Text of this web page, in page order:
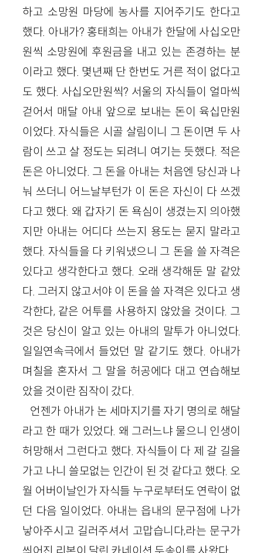
하고 소망원 마당에 농사를 지어주기도 한다고
했다. 아내가? 홍태희는 아내가 한달에 사십오만
원씩 소망원에 후원금을 내고 있는 존경하는 분
이라고 했다. 몇년째 단 한번도 거른 적이 없다고
도 했다. 사십오만원씩? 서울의 자식들이 얼마씩
걷어서 매달 아내 앞으로 보내는 돈이 육십만원
이었다. 자식들은 시골 살림이니 그 돈이면 두 사
람이 쓰고 살 정도는 되려니 여기는 듯했다. 적은
돈은 아니었다. 그 돈을 아내는 처음엔 당신과 나
눠 쓰더니 어느날부턴가 이 돈은 자신이 다 쓰겠
다고 했다. 왜 갑자기 돈 욕심이 생겼는지 의아했
지만 아내는 어디다 쓰는지 용도는 묻지 말라고
했다. 자식들을 다 키워냈으니 그 돈을 쓸 자격은
있다고 생각한다고 했다. 오래 생각해둔 말 같았
다. 그러지 않고서야 이 돈을 쓸 자격은 있다고 생
각한다, 같은 어투를 사용하지 않았을 것이다. 그
것은 당신이 알고 있는 아내의 말투가 아니었다.
일일연속극에서 들었던 말 같기도 했다. 아내가
며칠을 혼자서 그 말을 허공에다 대고 연습해보
았을 것이란 짐작이 갔다.
언젠가 아내가 논 세마지기를 자기 명의로 해달
라고 한 때가 있었다. 왜 그러느냐 물으니 인생이
허망해서 그런다고 했다. 자식들이 다 제 갈 길을
가고 나니 쓸모없는 인간이 된 것 같다고 했다. 오
월 어버이날인가 자식들 누구로부터도 연락이 없
던 다음 일이었다. 아내는 읍내의 문구점에 나가
낳아주시고 길러주셔서 고맙습니다,라는 문구가